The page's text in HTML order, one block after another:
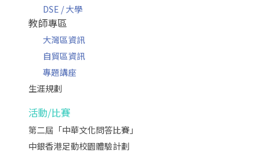
DSE / 大學
教師專區
大灣區資訊
自貿區資訊
專題講座
生涯規劃
活動/比賽
第二屆「中華文化問答比賽」
中銀香港足動校園體驗計劃